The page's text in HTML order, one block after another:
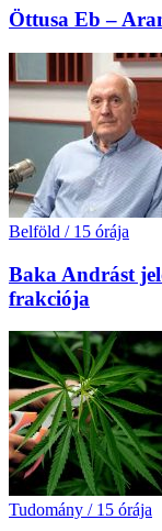
Öttusa Eb –
Belföld / 15 órája
Baka Andrást
frakciója
Tudomány / 15 órája